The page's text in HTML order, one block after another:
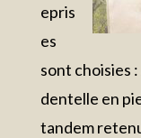
epris
es
sont choisies
dentelle en
tandem